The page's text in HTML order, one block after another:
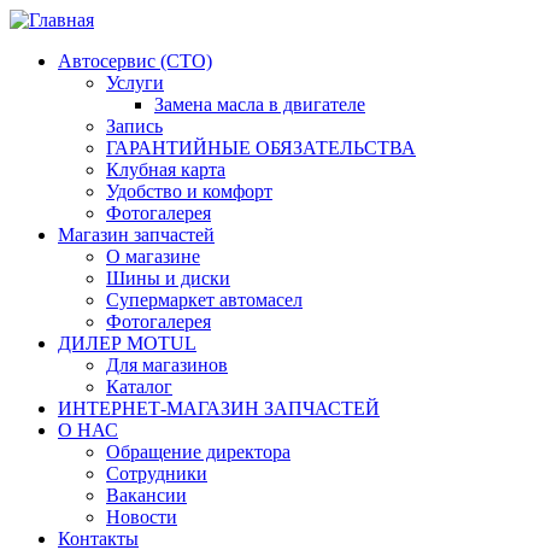
Автосервис (СТО)
Услуги
Замена масла в двигателе
Запись
ГАРАНТИЙНЫЕ ОБЯЗАТЕЛЬСТВА
Клубная карта
Удобство и комфорт
Фотогалерея
Магазин запчастей
О магазине
Шины и диски
Супермаркет автомасел
Фотогалерея
ДИЛЕР MOTUL
Для магазинов
Каталог
ИНТЕРНЕТ-МАГАЗИН ЗАПЧАСТЕЙ
О НАС
Обращение директора
Сотрудники
Вакансии
Новости
Контакты